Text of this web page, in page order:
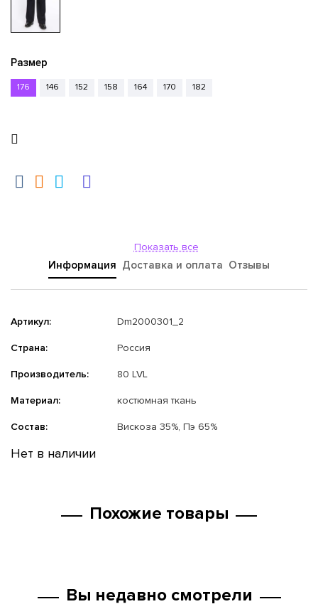
Размер
176 146 152 158 164 170 182
Показать все
Информация Доставка и оплата Отзывы
Артикул: Dm2000301_2
Страна: Россия
Производитель: 80 LVL
Материал: костюмная ткань
Состав: Вискоза 35%, Пэ 65%
Нет в наличии
Похожие товары
Вы недавно смотрели